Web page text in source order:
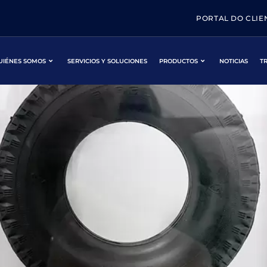
PORTAL DO
SOMOS SERVICIOS Y SOLUCIONES PRODUCTOS NOTICIAS
premiada en el Proyecto